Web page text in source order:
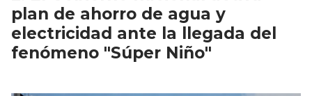
plan de ahorro de agua y
electricidad ante la llegada del
fenómeno "Súper Niño"